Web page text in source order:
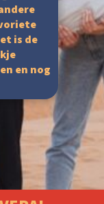
is de
en nog